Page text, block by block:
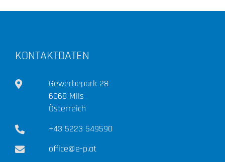
KONTAKTDATEN
Gewerbepark 28
6068 Mils
Österreich
+43 5223 549590
office@e-p.at